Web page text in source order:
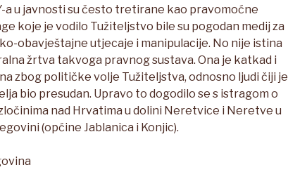
a u javnosti su često tretirane kao pravomoćne
koje je vodilo Tužiteljstvo bile su pogodan medij za
obavještajne utjecaje i manipulacije. No nije istina
žrtva takvoga pravnog sustava. Ona je katkad i
zbog političke volje Tužiteljstva, odnosno ljudi čiji je
bio presudan. Upravo to dogodilo se s istragom o
nad Hrvatima u dolini Neretvice i Neretve u
(općine Jablanica i Konjic).